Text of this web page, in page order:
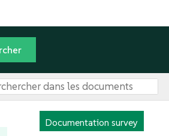
Documentation survey